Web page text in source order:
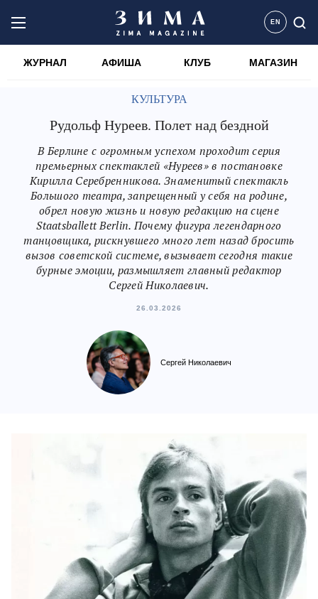
EN
ЖУРНАЛ АФИША КЛУБ МАГАЗИН
КУЛЬТУРА
Рудольф Нуреев. Полет над бездной
В Берлине с огромным успехом проходит серия
премьерных спектаклей «Нуреев» в постановке
Кирилла Серебренникова. Знаменитый спектакль
Большого театра, запрещенный у себя на родине,
обрел новую жизнь и новую редакцию на сцене
Staatsballett Berlin. Почему фигура легендарного
танцовщика, рискнувшего много лет назад бросить
вызов советской системе, вызывает сегодня такие
бурные эмоции, размышляет главный редактор
Сергей Николаевич.
26.03.2026
Сергей Николаевич